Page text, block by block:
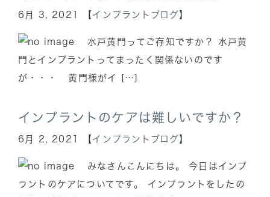
6月 3, 2021 【 インプラントブログ 】
水戸黄門ってご存知ですか？ 水戸黄
門とインプラントってまったく関係ないのです
が・・・ 黄門様がイ […]
インプラントのケアは難しいですか？
6月 2, 2021 【 インプラントブログ 】
みなさんこんにちは。 今日はインプ
ラントのケアについてです。 インプラントをしたの